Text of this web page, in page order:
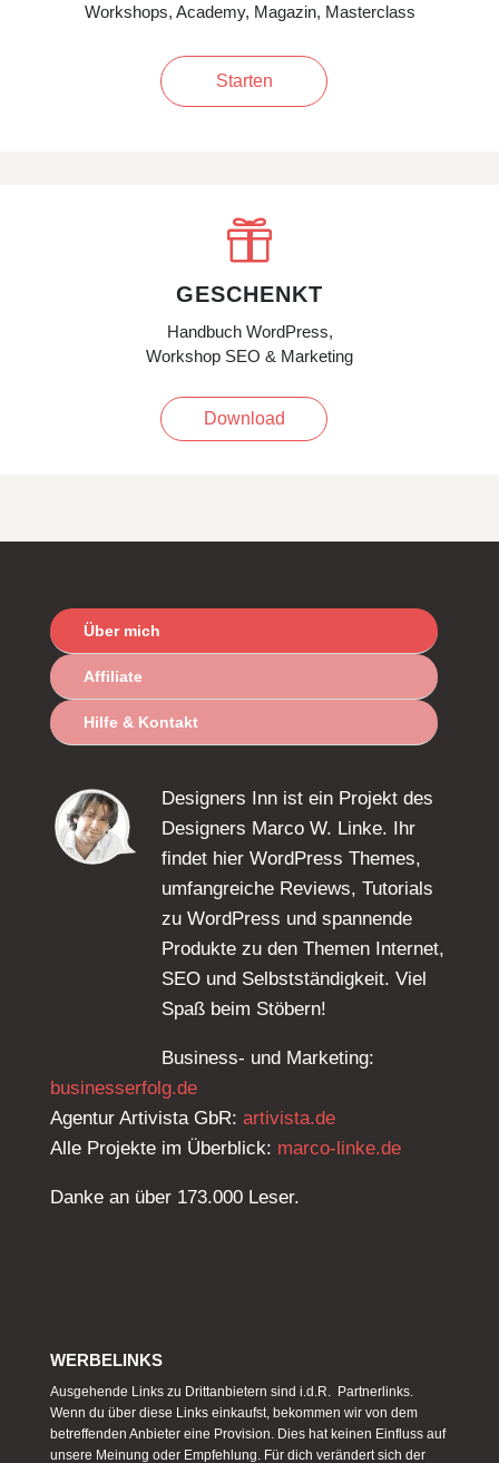
Workshops, Academy, Magazin, Masterclass
Starten

GESCHENKT
Handbuch WordPress,
Workshop SEO & Marketing
Download
Über mich
Affiliate
Hilfe & Kontakt
Designers Inn ist ein Projekt des
Designers Marco W. Linke. Ihr
findet hier WordPress Themes,
umfangreiche Reviews, Tutorials
zu WordPress und spannende
Produkte zu den Themen Internet,
SEO und Selbstständigkeit. Viel
Spaß beim Stöbern!
Business- und Marketing:
businesserfolg.de
Agentur Artivista GbR: artivista.de
Alle Projekte im Überblick: marco-linke.de
Danke an über 173.000 Leser.
WERBELINKS
Ausgehende Links zu Drittanbietern sind i.d.R. Partnerlinks.
Wenn du über diese Links einkaufst, bekommen wir von dem
betreffenden Anbieter eine Provision. Dies hat keinen Einfluss auf
unsere Meinung oder Empfehlung. Für dich verändert sich der